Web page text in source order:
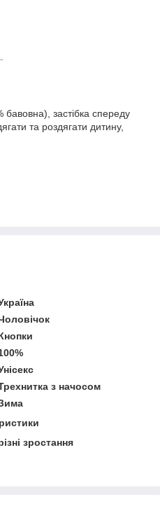
застібка спереду
та роздягати дитину,
з начосом
зростання